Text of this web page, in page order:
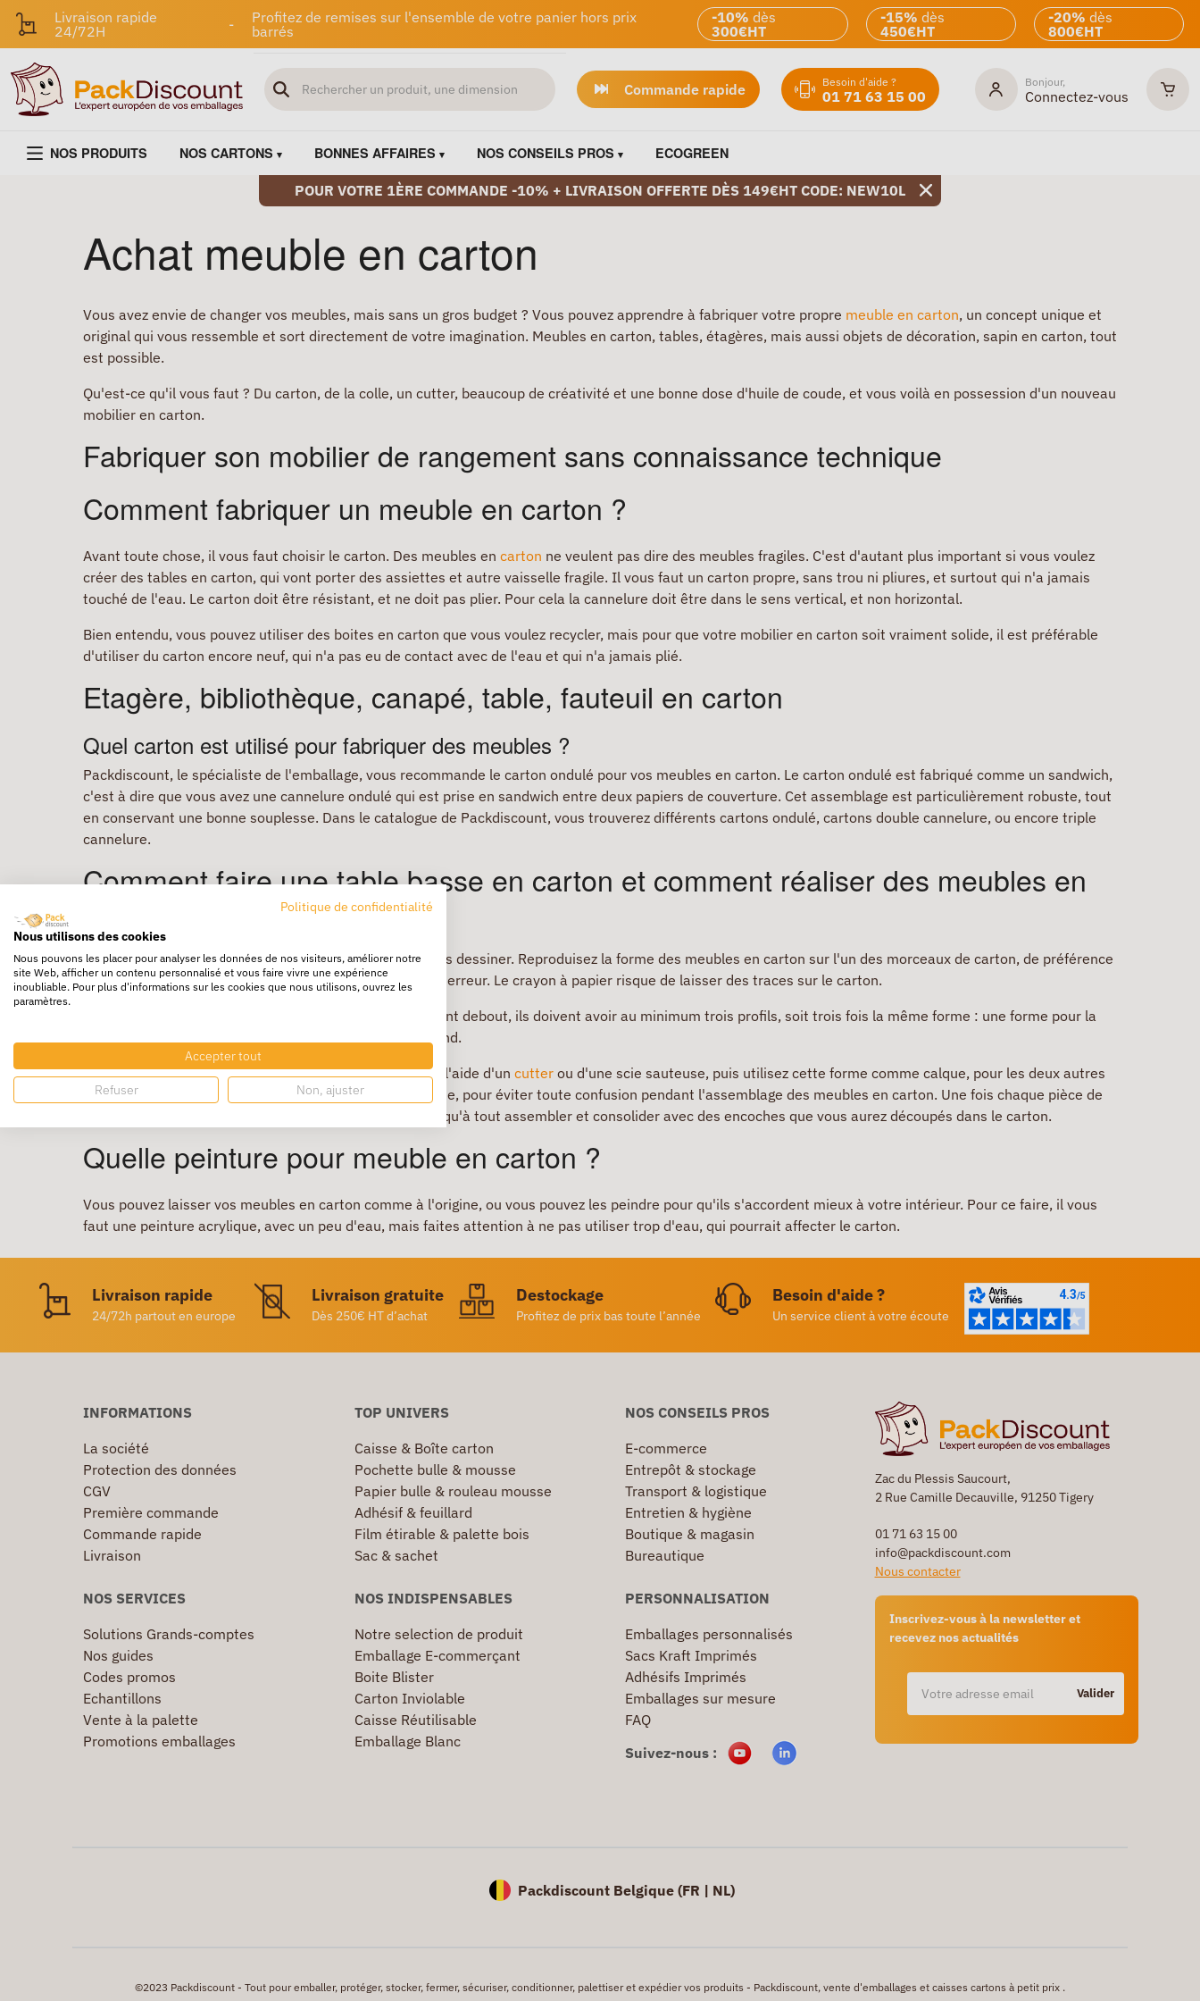
Livraison rapide
24/72H
-
Profitez de remises sur l'ensemble de votre panier hors prix
barrés
-10% dès
300€HT
-15% dès
450€HT
-20% dès
800€HT
Commande rapide Besoin d'aide ?
01 71 63 15 00
Bonjour,
Connectez-vous
NOS PRODUITS NOS CARTONS BONNES AFFAIRES NOS CONSEILS PROS ECOGREEN
POUR VOTRE 1ÈRE COMMANDE -10% + LIVRAISON OFFERTE DÈS 149€HT CODE: NEW10L
Achat meuble en carton
Vous avez envie de changer vos meubles, mais sans un gros budget ? Vous pouvez apprendre à fabriquer votre propre meuble en carton, un concept unique et
original qui vous ressemble et sort directement de votre imagination. Meubles en carton, tables, étagères, mais aussi objets de décoration, sapin en carton, tout
est possible.
Qu'est-ce qu'il vous faut ? Du carton, de la colle, un cutter, beaucoup de créativité et une bonne dose d'huile de coude, et vous voilà en possession d'un nouveau
mobilier en carton.
Fabriquer son mobilier de rangement sans connaissance technique
Comment fabriquer un meuble en carton ?
Avant toute chose, il vous faut choisir le carton. Des meubles en carton ne veulent pas dire des meubles fragiles. C'est d'autant plus important si vous voulez
créer des tables en carton, qui vont porter des assiettes et autre vaisselle fragile. Il vous faut un carton propre, sans trou ni pliures, et surtout qui n'a jamais
touché de l'eau. Le carton doit être résistant, et ne doit pas plier. Pour cela la cannelure doit être dans le sens vertical, et non horizontal.
Bien entendu, vous pouvez utiliser des boites en carton que vous voulez recycler, mais pour que votre mobilier en carton soit vraiment solide, il est préférable
d'utiliser du carton encore neuf, qui n'a pas eu de contact avec de l'eau et qui n'a jamais plié.
Etagère, bibliothèque, canapé, table, fauteuil en carton
Quel carton est utilisé pour fabriquer des meubles ?
Packdiscount, le spécialiste de l'emballage, vous recommande le carton ondulé pour vos meubles en carton. Le carton ondulé est fabriqué comme un sandwich,
c'est à dire que vous avez une cannelure ondulé qui est prise en sandwich entre deux papiers de couverture. Cet assemblage est particulièrement robuste, tout
en conservant une bonne souplesse. Dans le catalogue de Packdiscount, vous trouverez différents cartons ondulé, cartons double cannelure, ou encore triple
cannelure.
Comment faire une table basse en carton et comment réaliser des meubles en
Avant de fabriquer vos meubles en carton, il vous faut les dessiner. Reproduisez la forme des meubles en carton sur l'un des morceaux de carton, de préférence
avec une craie, pour pouvoir effacer facilement en cas d'erreur. Le crayon à papier risque de laisser des traces sur le carton.
Pour que vos meubles en carton soient solides et tiennent debout, ils doivent avoir au minimum trois profils, soit trois fois la même forme : une forme pour la
façade, une forme pour le milieu et une forme pour le fond.
Découpez votre première forme de mobilier en carton à l'aide d'un cutter ou d'une scie sauteuse, puis utilisez cette forme comme calque, pour les deux autres
profils. Ecrivez au crayon à quoi correspond chaque forme, pour éviter toute confusion pendant l'assemblage des meubles en carton. Une fois chaque pièce de
vos meubles en carton découpée, ils ne vous reste plus qu'à tout assembler et consolider avec des encoches que vous aurez découpés dans le carton.
Quelle peinture pour meuble en carton ?
Vous pouvez laisser vos meubles en carton comme à l'origine, ou vous pouvez les peindre pour qu'ils s'accordent mieux à votre intérieur. Pour ce faire, il vous
faut une peinture acrylique, avec un peu d'eau, mais faites attention à ne pas utiliser trop d'eau, qui pourrait affecter le carton.
Livraison rapide
24/72h partout en europe
Livraison gratuite
Dès 250€ HT d’achat
Destockage
Profitez de prix bas toute l’année
Besoin d'aide ?
Un service client à votre écoute
Zac du Plessis Saucourt,
2 Rue Camille Decauville, 91250 Tigery
01 71 63 15 00
info@packdiscount.com
Nous contacter
Inscrivez-vous à la newsletter et
recevez nos actualités
Valider
INFORMATIONS
La société
Protection des données
CGV
Première commande
Commande rapide
Livraison
TOP UNIVERS
Caisse & Boîte carton
Pochette bulle & mousse
Papier bulle & rouleau mousse
Adhésif & feuillard
Film étirable & palette bois
Sac & sachet
NOS CONSEILS PROS
E-commerce
Entrepôt & stockage
Transport & logistique
Entretien & hygiène
Boutique & magasin
Bureautique
NOS SERVICES
Solutions Grands-comptes
Nos guides
Codes promos
Echantillons
Vente à la palette
Promotions emballages
NOS INDISPENSABLES
Notre selection de produit
Emballage E-commerçant
Boite Blister
Carton Inviolable
Caisse Réutilisable
Emballage Blanc
PERSONNALISATION
Emballages personnalisés
Sacs Kraft Imprimés
Adhésifs Imprimés
Emballages sur mesure
FAQ
Suivez-nous :
Packdiscount Belgique (FR | NL)
©2023 Packdiscount - Tout pour emballer, protéger, stocker, fermer, sécuriser, conditionner, palettiser et expédier vos produits - Packdiscount, vente d'emballages et caisses cartons à petit prix .
Politique de confidentialité
Nous utilisons des cookies
Nous pouvons les placer pour analyser les données de nos visiteurs, améliorer notre
site Web, afficher un contenu personnalisé et vous faire vivre une expérience
inoubliable. Pour plus d'informations sur les cookies que nous utilisons, ouvrez les
paramètres.
Accepter tout
Refuser Non, ajuster